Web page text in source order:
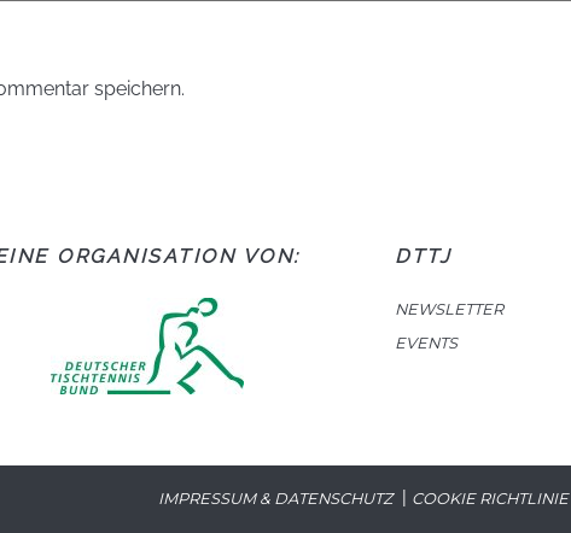
speichern.
ORGANISATION VON: DTTJ
NEWSLETTER
EVENTS
IMPRESSUM & DATENSCHUTZ| COOKIE RICHTLINIE